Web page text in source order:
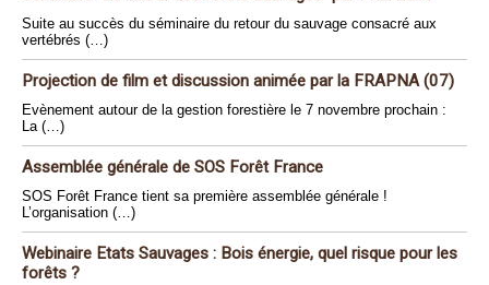
Suite au succès du séminaire du retour du sauvage consacré aux
vertébrés (…)
Projection de film et discussion animée par la FRAPNA (07)
Evènement autour de la gestion forestière le 7 novembre prochain :
La (…)
Assemblée générale de SOS Forêt France
SOS Forêt France tient sa première assemblée générale !
L’organisation (…)
Webinaire Etats Sauvages : Bois énergie, quel risque pour les
forêts ?